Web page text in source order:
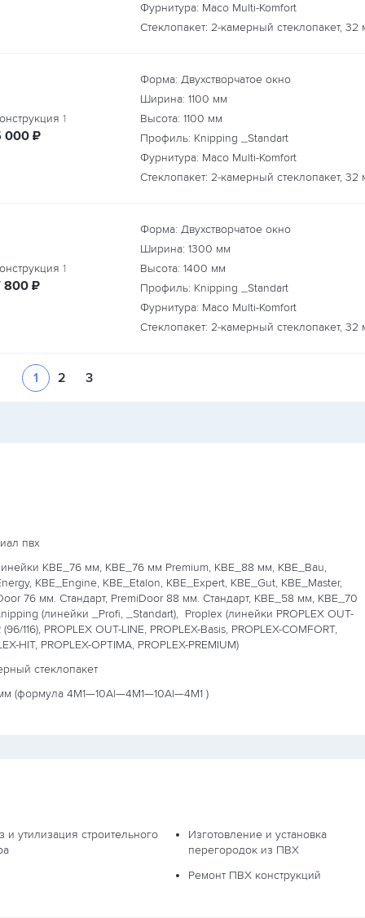
Фурнитура: Maco Multi-Komfort
Стеклопакет: 2-камерный стеклопакет, 32
1
000 руб.
₽
Форма: Двухстворчатое окно
Ширина: 1100 мм
Высота: 1100 мм
Профиль: Knipping _Standart
Фурнитура: Maco Multi-Komfort
Стеклопакет: 2-камерный стеклопакет, 32
1
800 руб.
₽
Форма: Двухстворчатое окно
Ширина: 1300 мм
Высота: 1400 мм
Профиль: Knipping _Standart
Фурнитура: Maco Multi-Komfort
Стеклопакет: 2-камерный стеклопакет, 32
1 2 3
пвх
KBE_76 мм, KBE_76 мм Premium, KBE_88 мм, KBE_Bau,
KBE_Engine, KBE_Etalon, KBE_Expert, KBE_Gut, KBE_Master,
76 мм. Стандарт, PremiDoor 88 мм. Стандарт, КВЕ_58 мм, КВЕ_70
(линейки _Profi, _Standart), Proplex (линейки PROPLEX OUT-
116), PROPLEX OUT-LINE, PROPLEX-Basis, PROPLEX-COMFORT,
HIT, PROPLEX-OPTIMA, PROPLEX-PREMIUM)
стеклопакет
(формула 4М1—10Al—4М1—10Al—4М1 )
и утилизация строительного
Изготовление и установка
перегородок из ПВХ
Ремонт ПВХ конструкций